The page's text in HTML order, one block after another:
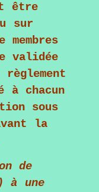
être
sur
validée
à chacun
sous
la
de
à une